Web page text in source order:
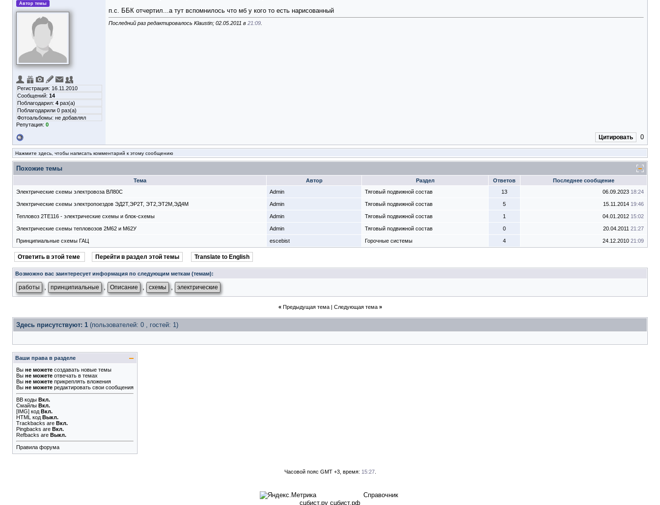
Автор темы
Регистрация: 16.11.2010
Сообщений: 14
Поблагодарил: 4 раз(а)
Поблагодарили 0 раз(а)
Фотоальбомы: не добавлял
Репутация: 0
п.с. ББК отчертил...а тут вспомнилось что мб у кого то есть нарисованный
Последний раз редактировалось Klaustin; 02.05.2011 в 21:09
Цитировать 0
Нажмите здесь, чтобы написать комментарий к этому сообщению
Похожие темы
Тема Автор Раздел Ответов
Последнее сообщение
Электрические схемы электровоза ВЛ80С
Admin Тяговый подвижной состав 13 06.09.2023 18:24
Электрические схемы электропоездов ЭД2Т,ЭР2Т, ЭТ2,ЭТ2М,ЭД4М Admin Тяговый подвижной состав 5 15.11.2014 19:46
Тепловоз 2ТЕ116 - электрические схемы и блок-схемы Admin Тяговый подвижной состав 1 04.01.2012 15:02
Электрические схемы тепловозов 2М62 и М62У Admin Тяговый подвижной состав 0 20.04.2011 21:27
Принципиальные схемы ГАЦ escebist Горочные системы 4 24.12.2010 21:09
Ответить в этой теме Перейти в раздел этой темы Translate to English
Возможно вас заинтересует информация по следующим меткам (темам):
работы принципиальные Описание схемы электрические
« Предыдущая тема| Следующая тема »
Здесь присутствуют: 1 (пользователей: 0 , гостей: 1)
Ваши права в разделе
Вы не можете создавать новые темы
Вы не можете отвечать в темах
Вы не можете прикреплять вложения
Вы не можете редактировать свои сообщения
BB коды Вкл.
Смайлы Вкл.
[IMG] код Вкл.
HTML код Выкл.
Trackbacks are Вкл.
Pingbacks are Вкл.
Refbacks are Выкл.
Правила форума
Часовой пояс GMT +3, время: 15:27.
Справочник
сцбист.ру сцбист.рф